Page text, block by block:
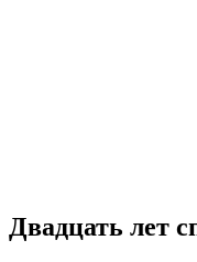
Двадцать лет